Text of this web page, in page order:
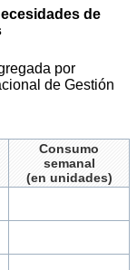
de
por
de Gestión
Consumo
semanal
(en unidades)